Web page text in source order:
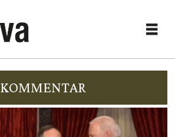
KOMMENTAR